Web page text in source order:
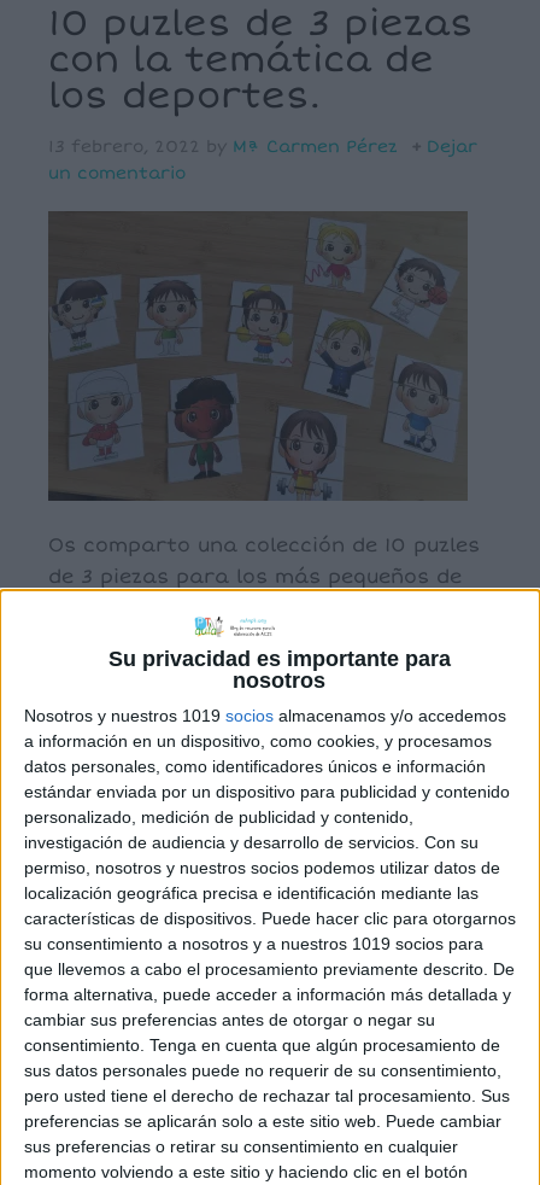
Su privacidad es importante para
nosotros
Nosotros y nuestros 1019 socios almacenamos y/o accedemos
a información en un dispositivo, como cookies, y procesamos
datos personales, como identificadores únicos e información
estándar enviada por un dispositivo para publicidad y contenido
personalizado, medición de publicidad y contenido,
investigación de audiencia y desarrollo de servicios. Con su
permiso, nosotros y nuestros socios podemos utilizar datos de
localización geográfica precisa e identificación mediante las
características de dispositivos. Puede hacer clic para otorgarnos
su consentimiento a nosotros y a nuestros 1019 socios para
que llevemos a cabo el procesamiento previamente descrito. De
forma alternativa, puede acceder a información más detallada y
cambiar sus preferencias antes de otorgar o negar su
consentimiento. Tenga en cuenta que algún procesamiento de
sus datos personales puede no requerir de su consentimiento,
pero usted tiene el derecho de rechazar tal procesamiento. Sus
preferencias se aplicarán solo a este sitio web. Puede cambiar
sus preferencias o retirar su consentimiento en cualquier
momento volviendo a este sitio y haciendo clic en el botón
10 puzles de 3 piezas
con la temática de
los deportes.
13 febrero, 2022 by Mª Carmen Pérez
Dejar
un comentario
Os comparto una colección de 10 puzles
de 3 piezas para los más pequeños de
Archivado en:EDUCACIÓN INFANTIL, Infantil
Etiquetado con:infantil,puzzles
PUZZLE INFANTIL PARA
TRABAJAR LAS
FUNCIONES
EJECUTIVAS
5 febrero, 2022 Mª Carmen Pérez
Dejar
un comentario
Os